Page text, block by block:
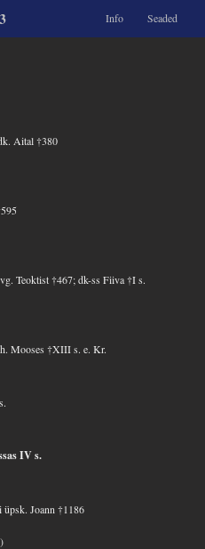
Info Seaded
Aital †380
Teoktist †467; dk-ss Fiiva †I s.
Mooses †XIII s. e. Kr.
IV s.
Joann †1186